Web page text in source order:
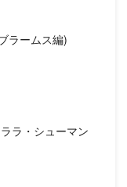
ラームス編)
ラ・シューマン